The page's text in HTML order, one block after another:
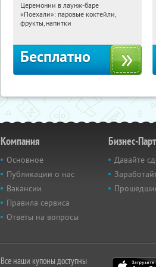
18:14:40 Получили:
Екатеринбург, Мельковская улица, 2Б
Церемонии в лаунж-баре
«Поехали»: паровые коктейли,
фрукты, напитки
Бесплатно
Компания
Основное
Публикации о нас
Вакансии
Правила сервиса
Ответы на вопросы
Бизнес-
Давайте
Все наши купоны доступны